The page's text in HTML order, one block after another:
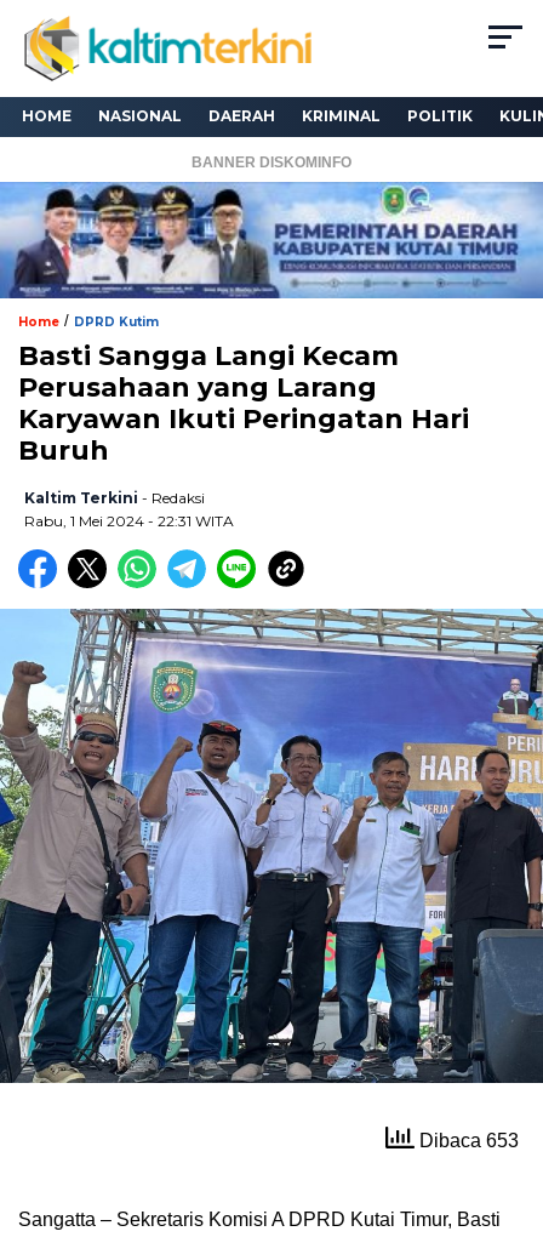
HOME NASIONAL DAERAH KRIMINAL POLITIK
BANNER DISKOMINFO
Home / DPRD Kutim
Basti Sangga Langi Kecam
Perusahaan yang Larang
Karyawan Ikuti Peringatan Hari
Buruh
Kaltim Terkini - Redaksi
Rabu, 1 Mei 2024 - 22:31 WITA
Dibaca 653
Sangatta – Sekretaris Komisi A DPRD Kutai Timur, Basti